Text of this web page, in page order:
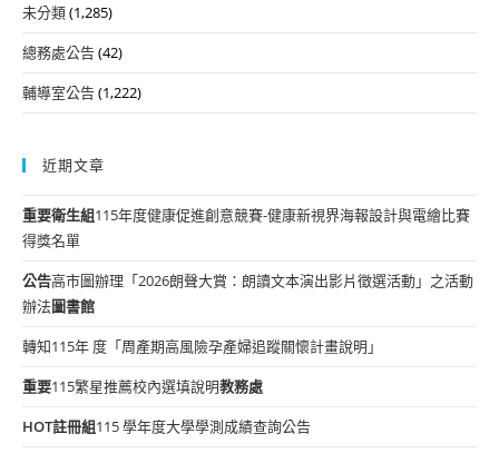
未分類(1,285)
總務處公告(42)
輔導室公告(1,222)
近期文章
重要衛生組115年度健康促進創意競賽-健康新視界海報設計與電繪比賽
得獎名單
公告高市圖辦理「2026朗聲大賞：朗讀文本演出影片徵選活動」之活動
辦法圖書館
轉知115年 度「周產期高風險孕產婦追蹤關懷計畫說明」
重要115繁星推薦校內選填說明教務處
HOT註冊組115 學年度大學學測成績查詢公告